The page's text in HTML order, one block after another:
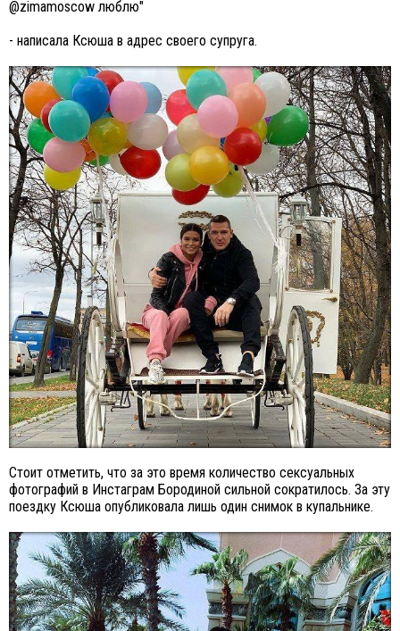
@zimamoscow люблю"
- написала Ксюша в адрес своего супруга.
Стоит отметить, что за это время количество сексуальных
фотографий в Инстаграм Бородиной сильной сократилось. За эту
поездку Ксюша опубликовала лишь один снимок в купальнике.